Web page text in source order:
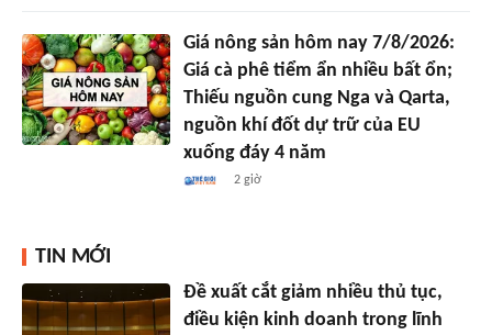
Giá nông sản hôm nay 7/8/2026:
Giá cà phê tiểm ẩn nhiều bất ổn;
Thiếu nguồn cung Nga và Qarta,
nguồn khí đốt dự trữ của EU
xuống đáy 4 năm
2 giờ
TIN MỚI
Đề xuất cắt giảm nhiều thủ tục,
điều kiện kinh doanh trong lĩnh